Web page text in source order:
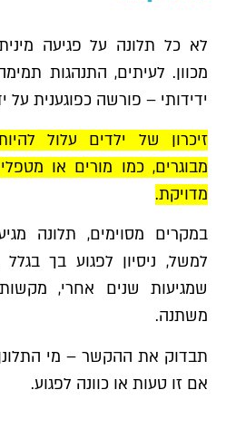
לא כל תלונה על פגיעה
מכוון. לעיתים, התנהגות
ידידותי – פורשה כפוגענית על
זיכרון של ילדים עלול
מבוגרים, כמו מורים או
מדויקת.
במקרים מסוימים, תלונה
למשל, ניסיון לפגוע בך בגלל
שמגיעות שנים אחרי,
משתנה.
תבדוק את ההקשר – מי
אם זו טעות או כוונה לפגוע.